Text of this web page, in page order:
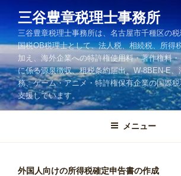
ン
ツ
へ
ス
キ
三谷豊章税理士事務所
三谷豊章税理士事務所は、名古屋市千種区の税
国税OB税理士として、法人税、相続税、所得
加え、海外企業への特許権使用料・著作権料
に係る源泉徴収、租税条約届出、W-8BEN-E
務、ゲーム・アニメ・特許権保有企業の国際
支援しています。
メニュー
外国人向けの所得税確定申告書の作成